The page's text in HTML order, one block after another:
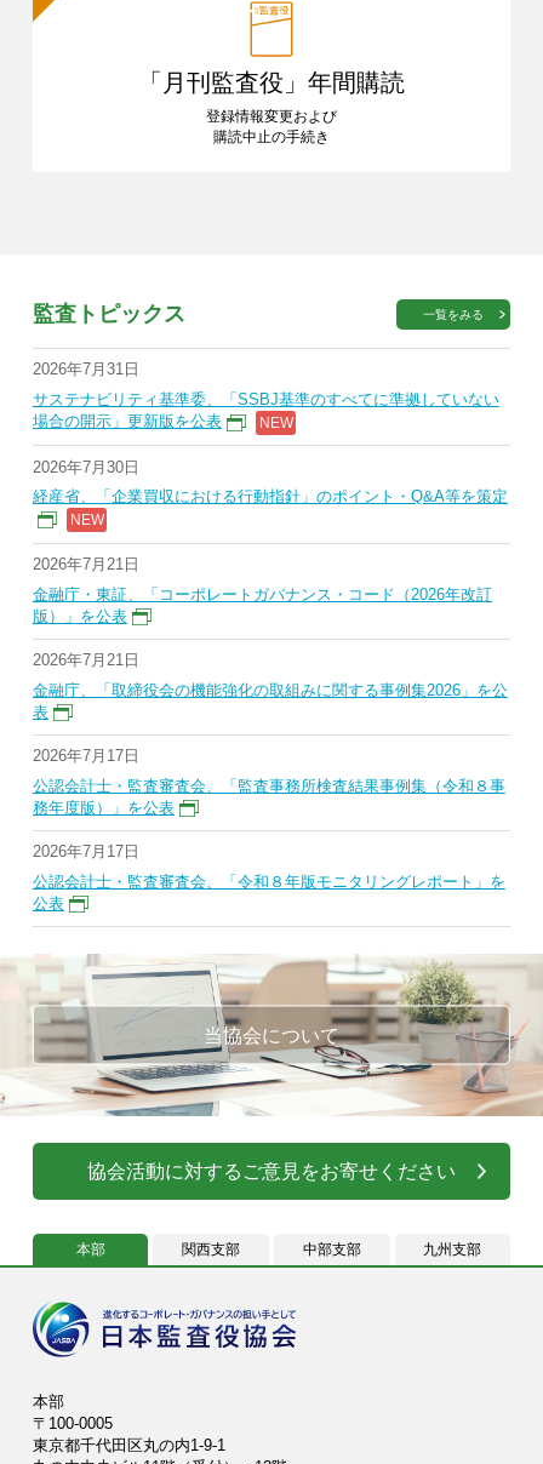
「月刊監査役」 年間購読
登録情報変更および
購読中止の手続き
監査トピックス 一覧をみる
2026年7月31日
サステナビリティ基準委、「SSBJ基準のすべてに準拠していない
場合の開示」更新版を公表
2026年7月30日
経産省、「企業買収における行動指針」のポイント・Q&A等を策定
2026年7月21日
金融庁・東証、「コーポレートガバナンス・コード（2026年改訂
版）」を公表
2026年7月21日
金融庁、「取締役会の機能強化の取組みに関する事例集2026」を公
表
2026年7月17日
公認会計士・監査審査会、「監査事務所検査結果事例集（令和８事
務年度版）」を公表
2026年7月17日
公認会計士・監査審査会、「令和８年版モニタリングレポート」を
公表
当協会について
協会活動に対するご意見をお寄せください
本部 関西支部 中部支部 九州支部
本部
〒100-0005
東京都千代田区丸の内1-9-1